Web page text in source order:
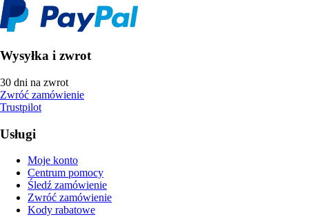
Wysyłka i zwrot
30 dni na zwrot
Zwróć zamówienie
Trustpilot
Usługi
Moje konto
Centrum pomocy
Śledź zamówienie
Zwróć zamówienie
Kody rabatowe